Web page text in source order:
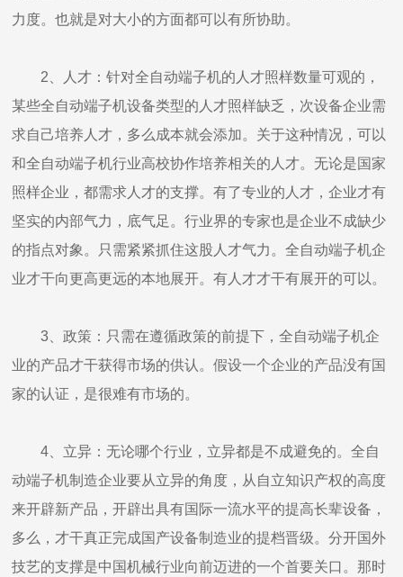
力度。也就是对大小的方面都可以有所协助。
2、人才：针对全自动端子机的人才照样数量可观的，
某些全自动端子机设备类型的人才照样缺乏，次设备企业需
求自己培养人才，多么成本就会添加。关于这种情况，可以
和全自动端子机行业高校协作培养相关的人才。无论是国家
照样企业，都需求人才的支撑。有了专业的人才，企业才有
坚实的内部气力，底气足。行业界的专家也是企业不成缺少
的指点对象。只需紧紧抓住这股人才气力。全自动端子机企
业才干向更高更远的本地展开。有人才才干有展开的可以。
3、政策：只需在遵循政策的前提下，全自动端子机企
业的产品才干获得市场的供认。假设一个企业的产品没有国
家的认证，是很难有市场的。
4、立异：无论哪个行业，立异都是不成避免的。全自
动端子机制造企业要从立异的角度，从自立知识产权的高度
来开辟新产品，开辟出具有国际一流水平的提高长辈设备，
多么，才干真正完成国产设备制造业的提档晋级。分开国外
技艺的支撑是中国机械行业向前迈进的一个首要关口。那时